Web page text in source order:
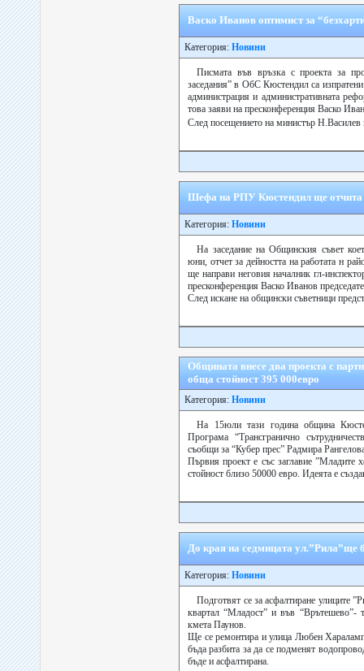
Васко Иванов оптимист за
Категория: Новини
Писмата във връзка с проекта за
заседания” в ОбС Кюстендил са
администрация и административната
това заяви на пресконференция Васко
След посещението на министър
Шефа на РПУ Кюстендил ще отчита
Категория: Новини
На заседание на Общинския съвет
юни, отчет за дейността на работата н
ще направи неговия началник гл-
пресконференция Васко Иванов
След искане на общински съветници
Общината внесе два проекта с
обща стойност 395 000евро
Категория: Новини
На 15юли тази година община
Програма “Трансгранично
съобщи за “Кубер прес” Радмира
Първия проект е със заглавие ”Младите
стойност близо 50000 евро. Идеята е
До края на седмицата ул.”Рила”ще
Категория: Новини
Подготвят се за асфалтиране улиците
квартал “Младост” и във “Врътешево”-
кмета Паунов.
Ще се ремонтира и улица Любен
бъда разбита за да се подменят
бъде и асфалтирана.